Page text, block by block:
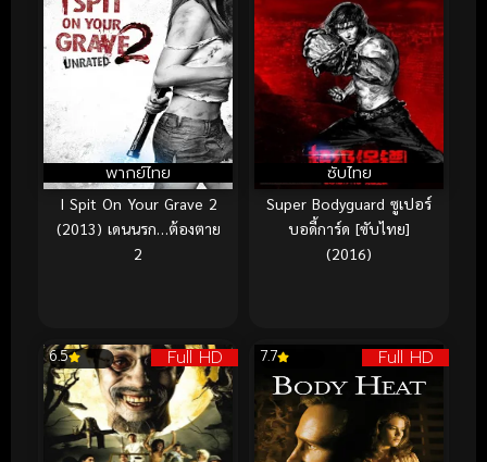
พากย์ไทย
I Spit On Your Grave 2
(2013) เดนนรก…ต้องตาย
2
ซับไทย
Super Bodyguard ซูเปอร์
บอดี้การ์ด [ซับไทย]
(2016)
Full HD
6.5 Full HD
7.7